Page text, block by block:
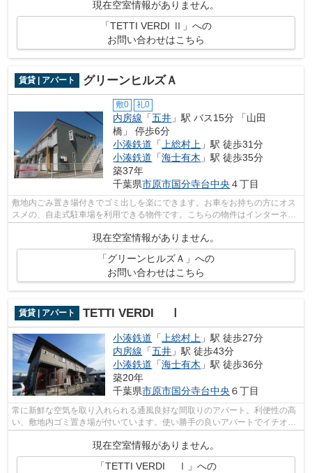
現在空室情報がありません。
「TETTI VERDI Ⅱ」への
お問い合わせはこちら
賃貸 | アパート グリーンヒルズＡ
敷0 礼0
内房線 「五井 」駅 バス15分 「山田
橋」 停歩6分
小湊鉄道 「 上総村上 」駅 徒歩31分
小湊鉄道 「海士有木 」駅 徒歩35分
築37年
千葉県市原市国分寺台中央 ４丁目
敷地内ごみ置き場付きでゴミ出しを楽にできます。お車をお持ちの方にオス
スメの、自走式駐車場を利用できる物件です。こちらの物件はインターネッ
トをご利用いただけます。株式会社ネ...
現在空室情報がありません。
「グリーンヒルズＡ」への
お問い合わせはこちら
賃貸 | アパート TETTI VERDI Ⅰ
小湊鉄道 「 上総村上 」駅 徒歩27分
内房線 「五井 」駅 徒歩43分
小湊鉄道 「海士有木 」駅 徒歩36分
築20年
千葉県市原市国分寺台中央 ６丁目
常に新鮮な空気を取り入れられる通風良好な間取りのアパート。利便性の高
い、敷地内ゴミ置き場が付いています。使い勝手の良いアパートでイチオシ
の物件です。こちらの物件はインター...
現在空室情報がありません。
「TETTI VERDI Ⅰ」への